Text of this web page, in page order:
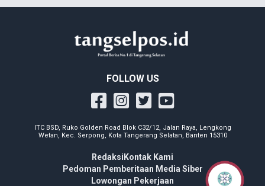
FOLLOW US
ITC BSD, Ruko Golden Road Blok C32/12, Jalan Raya, Lengkong
Wetan, Kec. Serpong, Kota Tangerang Selatan, Banten 15310
Redaksi Kontak Kami
Pedoman Pemberitaan Media Siber
Lowongan Pekerjaan